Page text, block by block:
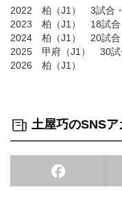
2022 柏（J1） 3試合
2023 柏（J1） 18試合
2024 柏（J1） 20試合
2025 甲府（J1） 30試
2026 柏（J1）
土屋巧のSNSア